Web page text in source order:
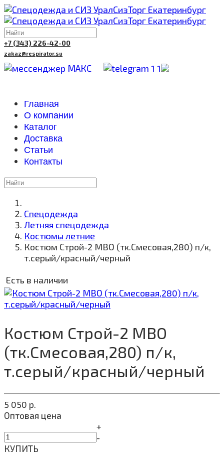
+7 (343) 226-42-00
zakaz@respirator.su
Главная
О компании
Каталог
Доставка
Cтатьи
Контакты
Спецодежда
Летняя спецодежда
Костюмы летние
Костюм Строй-2 МВО (тк.Смесовая,280) п/к,
т.серый/красный/черный
Есть в наличии
Костюм Строй-2 МВО
(тк.Смесовая,280) п/к,
т.серый/красный/черный
5 050 р.
Оптовая цена
+
-
КУПИТЬ